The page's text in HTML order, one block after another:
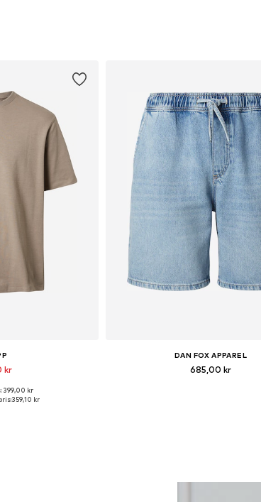
kr
S, M, L, XL, XXL
399,00 kr
359,10 kr
DAN FOX APPAREL
685,00 kr